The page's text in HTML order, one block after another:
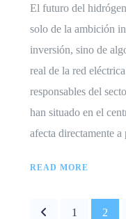
El futuro del
solo de la ambición
inversión, sino de
real de la red
responsables del
han situado en el
afecta directamente
READ MORE
1 2